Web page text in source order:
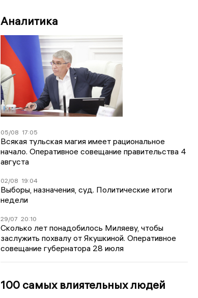
Аналитика
05/08 17:05
Всякая тульская магия имеет рациональное
начало. Оперативное совещание правительства 4
августа
02/08 19:04
Выборы, назначения, суд. Политические итоги
недели
29/07 20:10
Сколько лет понадобилось Миляеву, чтобы
заслужить похвалу от Якушкиной. Оперативное
совещание губернатора 28 июля
100 самых влиятельных людей